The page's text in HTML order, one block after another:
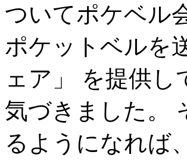
ついてポケベル
ポケットベルを
ェア」 を提供
気づきました。
るようになれば